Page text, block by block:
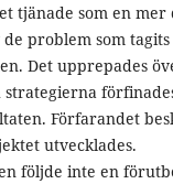
tjänade som en mer
problem som
Det upprepades
Förfarandet
utvecklades.
följde inte en